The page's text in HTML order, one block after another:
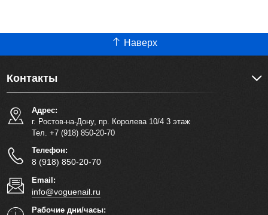
Наверх
Контакты
Адрес:
г. Ростов-на-Дону, пр. Королева 10/4 3 этаж
Тел. +7 (918) 850-20-70
Телефон:
8 (918) 850-20-70
Email:
info@voguenail.ru
Рабочие дни/часы: